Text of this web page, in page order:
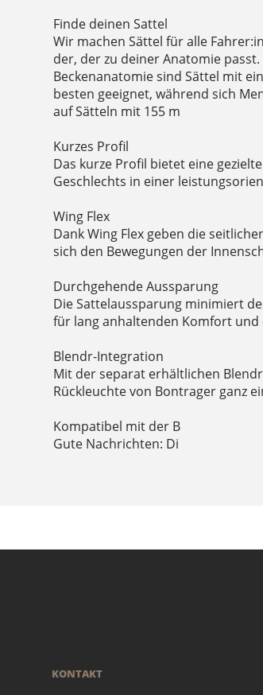
Finde deinen Sattel
Wir machen Sättel für alle
der, der zu deiner Anatomie
Beckenanatomie sind Sättel mit
besten geeignet, während sich
auf Sätteln mit 155 m
Kurzes Profil
Das kurze Profil bietet eine
Geschlechts in einer
Wing Flex
Dank Wing Flex geben die
sich den Bewegungen der
Durchgehende Aussparung
Die Sattelaussparung minimiert
für lang anhaltenden Komfort
Blendr-Integration
Mit der separat erhältlichen
Rückleuchte von Bontrager ganz
Kompatibel mit der B
Gute Nachrichten: Di
KONTAKT